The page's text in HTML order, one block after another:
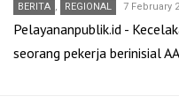
BERITA , REGIONAL 7 February
Pelayananpublik.id -
seorang pekerja berinisial